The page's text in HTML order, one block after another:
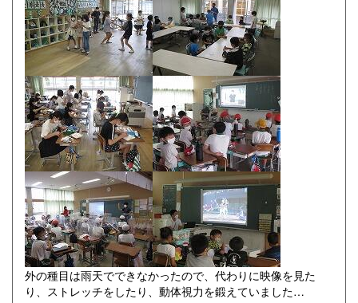
外の種目は雨天でできなかったので、代わりに映像を見た
り、ストレッチをしたり、動体視力を鍛えていました…